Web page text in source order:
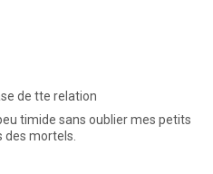
de tte relation
timide sans oublier mes petits
mortels.